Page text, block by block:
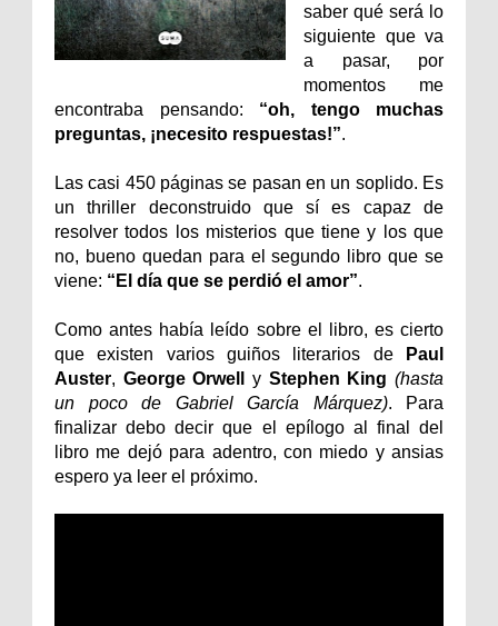
saber qué será lo
siguiente que va
a pasar, por
momentos me
encontraba pensando: “oh, tengo muchas
preguntas, ¡necesito respuestas!”.
Las casi 450 páginas se pasan en un soplido. Es
un thriller deconstruido que sí es capaz de
resolver todos los misterios que tiene y los que
no, bueno quedan para el segundo libro que se
viene: “El día que se perdió el amor”.
Como antes había leído sobre el libro, es cierto
que existen varios guiños literarios de
Paul
Auster, George Orwell y Stephen King (hasta
un poco de Gabriel García Márquez). Para
finalizar debo decir que el epílogo al final del
libro me dejó para adentro, con miedo y ansias
espero ya leer el próximo.